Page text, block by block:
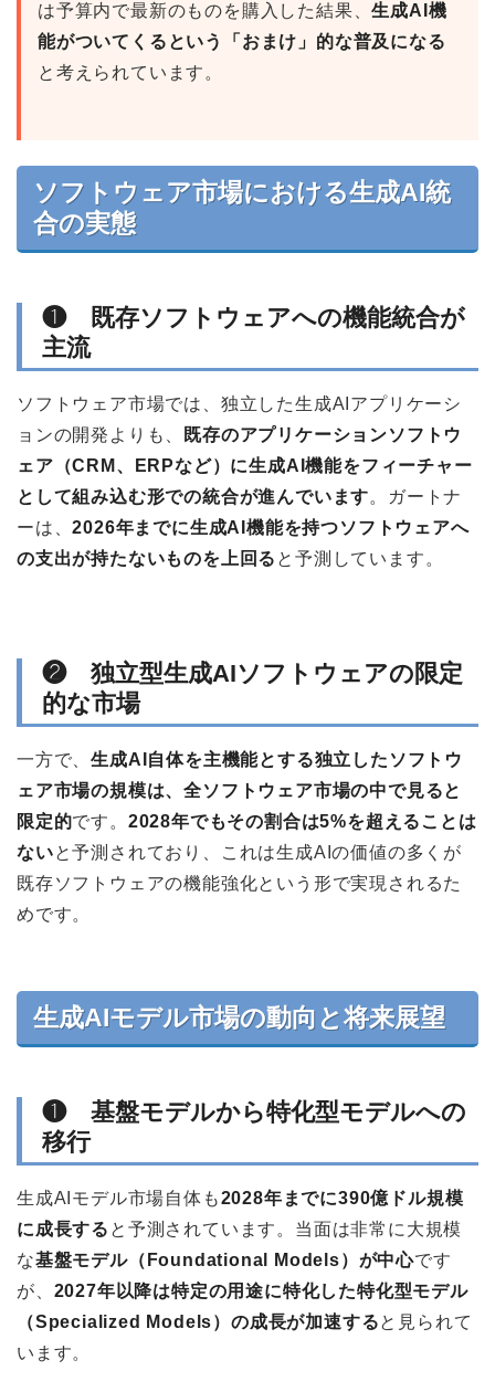
は予算内で最新のものを購入した結果、生成AI機
能がついてくるという「おまけ」的な普及になる
と考えられています。
ソフトウェア市場における生成AI統
合の実態
❶ 既存ソフトウェアへの機能統合が
主流
ソフトウェア市場では、独立した生成AIアプリケーシ
ョンの開発よりも、
既存のアプリケーションソフトウ
ェア（CRM、ERPなど）に生成AI機能をフィーチャー
として組み込む形での統合が進んでいます。ガートナ
ーは、2026年までに生成AI機能を持つソフトウェアへ
の支出が持たないものを上回る と予測しています。
❷ 独立型生成AIソフトウェアの限定
的な市場
一方で、生成AI自体を主機能とする独立したソフトウ
ェア市場の規模は、全ソフトウェア市場の中で見ると
限定的です。 2028年でもその割合は5%を超えることは
ないと予測されており、これは生成AIの価値の多くが
既存ソフトウェアの機能強化という形で実現されるた
めです。
生成AIモデル市場の動向と将来展望
❶ 基盤モデルから特化型モデルへの
移行
生成AIモデル市場自体も2028年までに390億ドル規模
に成長する と予測されています。当面は非常に大規模
な基盤モデル（Foundational Models）が中心です
が、 2027年以降は特定の用途に特化した特化型モデル
（Specialized Models）の成長が加速すると見られて
います。